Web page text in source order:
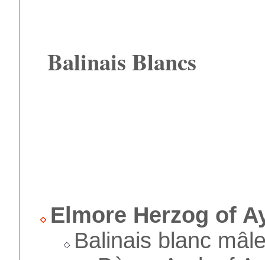
Balinais Blancs
Elmore Herzog of
Balinais blanc